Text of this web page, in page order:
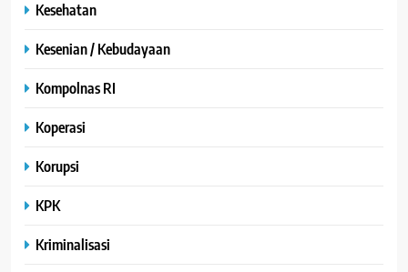
Kesehatan
Kesenian / Kebudayaan
Kompolnas RI
Koperasi
Korupsi
KPK
Kriminalisasi